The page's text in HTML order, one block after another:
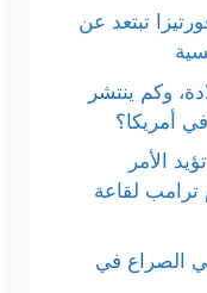
تبتعد عن
وكم ينتشر
أمريكا؟
الأمر
ترامب لقاعة
الصراع في